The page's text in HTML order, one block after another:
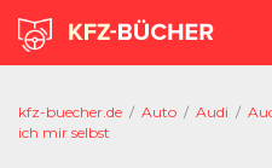
kfz-buecher.de / Auto / Audi /
ich mir selbst